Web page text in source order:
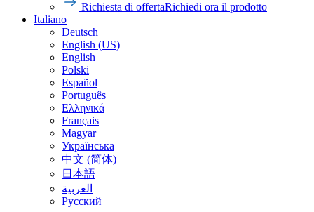
Richiesta di offertaRichiedi ora il prodotto
Italiano
Deutsch
English (US)
English
Polski
Español
Português
Ελληνικά
Français
Magyar
Українська
中文 (简体)
日本語
العربية‏
Русский